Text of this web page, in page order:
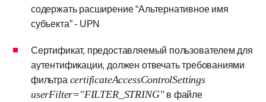
содержать расширение “Альтернативное имя
субъекта” - UPN
Сертификат, предоставляемый пользователем для
аутентификации, должен отвечать требованиями
фильтра certificateAccessControlSettings
userFilter="FILTER_STRING"в файле